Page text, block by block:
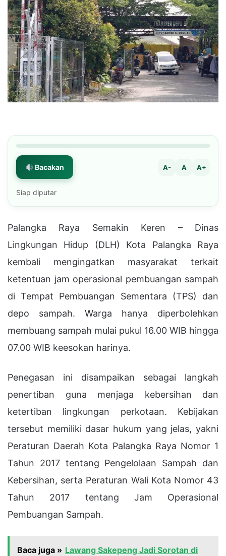
Bacakan A- A A+
Siap diputar
Palangka Raya Semakin Keren – Dinas
Lingkungan Hidup (DLH) Kota Palangka Raya
kembali mengingatkan masyarakat terkait
ketentuan jam operasional pembuangan sampah
di Tempat Pembuangan Sementara (TPS) dan
depo sampah. Warga hanya diperbolehkan
membuang sampah mulai pukul 16.00 WIB hingga
07.00 WIB keesokan harinya.
Penegasan ini disampaikan sebagai langkah
penertiban guna menjaga kebersihan dan
ketertiban lingkungan perkotaan. Kebijakan
tersebut memiliki dasar hukum yang jelas, yakni
Peraturan Daerah Kota Palangka Raya Nomor 1
Tahun 2017 tentang Pengelolaan Sampah dan
Kebersihan, serta Peraturan Wali Kota Nomor 43
Tahun 2017 tentang Jam Operasional
Pembuangan Sampah.
Baca juga » Lawang Sakepeng Jadi Sorotan di